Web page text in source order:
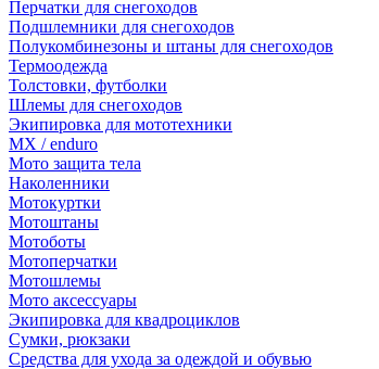
Перчатки для снегоходов
Подшлемники для снегоходов
Полукомбинезоны и штаны для снегоходов
Термоодежда
Толстовки, футболки
Шлемы для снегоходов
Экипировка для мототехники
MX / enduro
Мото защита тела
Наколенники
Мотокуртки
Мотоштаны
Мотоботы
Мотоперчатки
Мотошлемы
Мото аксессуары
Экипировка для квадроциклов
Сумки, рюкзаки
Средства для ухода за одеждой и обувью